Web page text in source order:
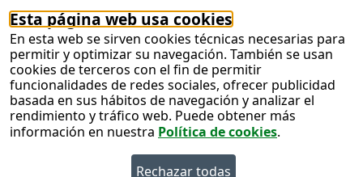
Esta página web usa cookies
En esta web se sirven cookies técnicas necesarias para
permitir y optimizar su navegación. También se usan
cookies de terceros con el fin de permitir
funcionalidades de redes sociales, ofrecer publicidad
basada en sus hábitos de navegación y analizar el
rendimiento y tráfico web. Puede obtener más
información en nuestra Política de cookies.